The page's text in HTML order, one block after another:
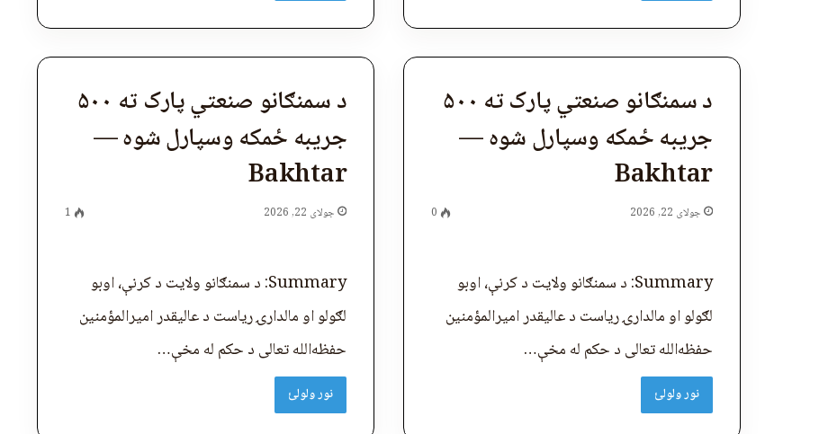
د سمنګانو صنعتي پارک ته ۵۰۰
جریبه ځمکه وسپارل شوه —
Bakhtar
جولای 22, 2026 0
Summary: د سمنګانو ولایت د کرنې، اوبو
لګولو او مالدارۍ ریاست د عاليقدر امیرالمؤمنین
حفظه‌الله تعالی د حکم له مخې…
نور ولولئ
د سمنګانو صنعتي پارک ته ۵۰۰
جریبه ځمکه وسپارل شوه —
Bakhtar
جولای 22, 2026 1
Summary: د سمنګانو ولایت د کرنې، اوبو
لګولو او مالدارۍ ریاست د عاليقدر امیرالمؤمنین
حفظه‌الله تعالی د حکم له مخې…
نور ولولئ